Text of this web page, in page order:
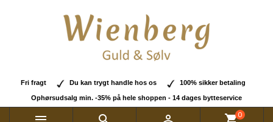
Fri fragt Du kan trygt handle hos os 100% sikker betaling
Ophørsudsalg min. -35% på hele shoppen - 14 dages bytteservice
0